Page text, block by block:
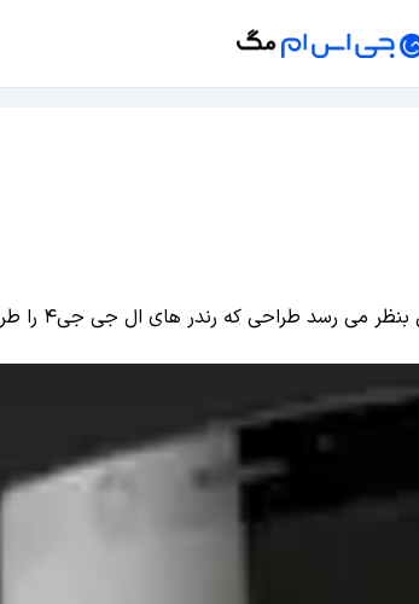
را طراحی کرده بود، اطلاعات بیشتری از این گوشی نیز دارد.